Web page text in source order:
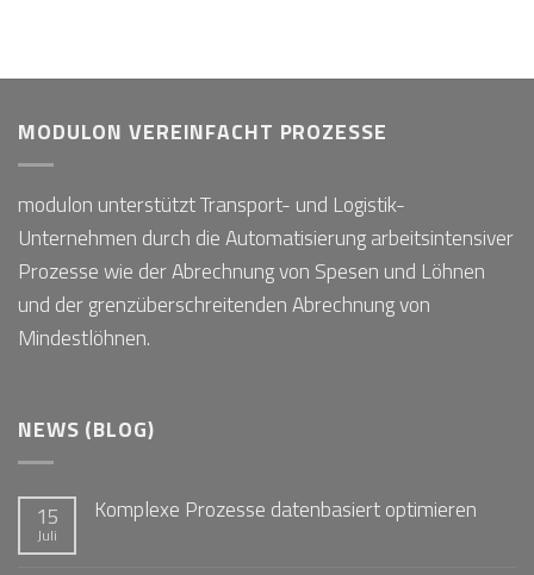
MODULON VEREINFACHT PROZESSE
modulon unterstützt Transport- und Logistik-
Unternehmen durch die Automatisierung arbeitsintensiver
Prozesse wie der Abrechnung von Spesen und Löhnen
und der grenzüberschreitenden Abrechnung von
Mindestlöhnen.
NEWS (BLOG)
15
Juli
Komplexe Prozesse datenbasiert optimieren